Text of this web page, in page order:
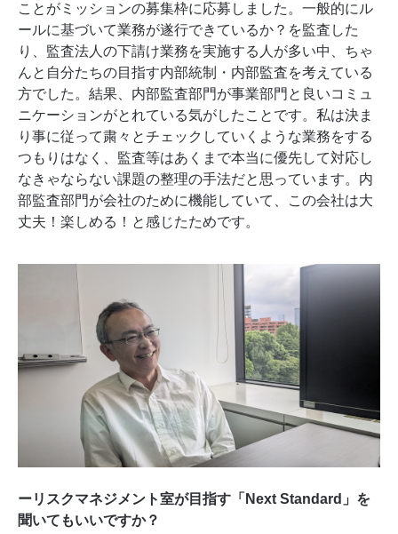
ことがミッションの募集枠に応募しました。一般的にル
ールに基づいて業務が遂行できているか？を監査した
り、監査法人の下請け業務を実施する人が多い中、ちゃ
んと自分たちの目指す内部統制・内部監査を考えている
方でした。結果、内部監査部門が事業部門と良いコミュ
ニケーションがとれている気がしたことです。私は決ま
り事に従って粛々とチェックしていくような業務をする
つもりはなく、監査等はあくまで本当に優先して対応し
なきゃならない課題の整理の手法だと思っています。内
部監査部門が会社のために機能していて、この会社は大
丈夫！楽しめる！と感じたためです。
ーリスクマネジメント室が目指す「Next Standard」を
聞いてもいいですか？